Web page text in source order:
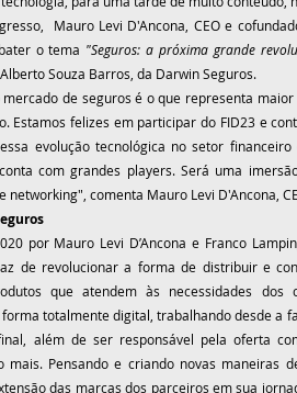
Mauro Levi D'Ancona, CEO e
o tema "Seguros: a próxima grande
Souza Barros, da Darwin Seguros.
mercado de seguros é o que representa
Estamos felizes em participar do FID23 e
evolução tecnológica no setor
com grandes players. Será uma
networking", comenta Mauro Levi D'Ancona,
por Mauro Levi D’Ancona e Franco
de revolucionar a forma de distribuir e
que atendem às necessidades dos
totalmente digital, trabalhando desde a
além de ser responsável pela oferta
mais. Pensando e criando novas maneiras
das marcas dos parceiros em sua